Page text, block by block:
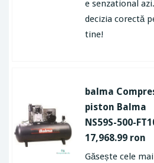
e senzational
decizia corectă
tine!
balma
piston Balma
NS59S-500-
17,968.99 ron
Găsește cele